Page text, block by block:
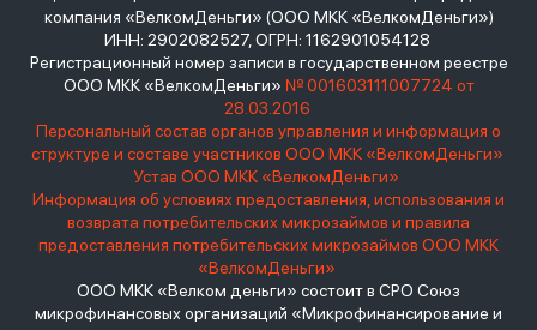
компания «ВелкомДеньги» (ООО МКК «ВелкомДеньги»)
ИНН: 2902082527, ОГРН: 1162901054128
Регистрационный номер записи в государственном реестре
ООО МКК «ВелкомДеньги» № 001603111007724 от
28.03.2016
Персональный состав органов управления и информация о
структуре и составе участников ООО МКК «ВелкомДеньги»
Устав ООО МКК «ВелкомДеньги»
Информация об условиях предоставления, использования и
возврата потребительских микрозаймов и правила
предоставления потребительских микрозаймов ООО МКК
«ВелкомДеньги»
ООО МКК «Велком деньги» состоит в СРО Союз
микрофинансовых организаций «Микрофинансирование и